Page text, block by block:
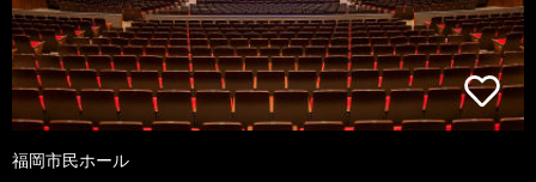
福岡市民ホール